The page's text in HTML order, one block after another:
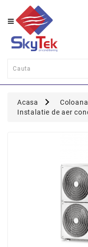
Category
Perete
Consola
Duct
Caseta
Acasa
Coloana
Instalatie de aer